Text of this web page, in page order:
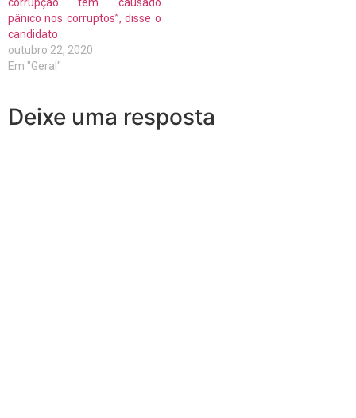
pânico nos corruptos”, disse o
candidato
outubro 22, 2020
Em "Geral"
Deixe uma resposta